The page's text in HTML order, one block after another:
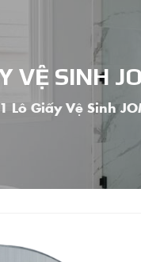
VỆ SINH
Lô Giấy Vệ Sinh